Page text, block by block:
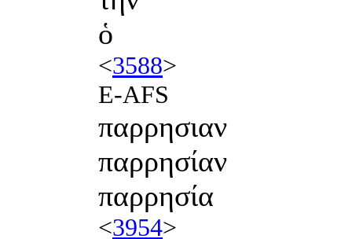
ὁ
<3588>
E-AFS
παρρησιαν
παρρησίαν
παρρησία
<3954>